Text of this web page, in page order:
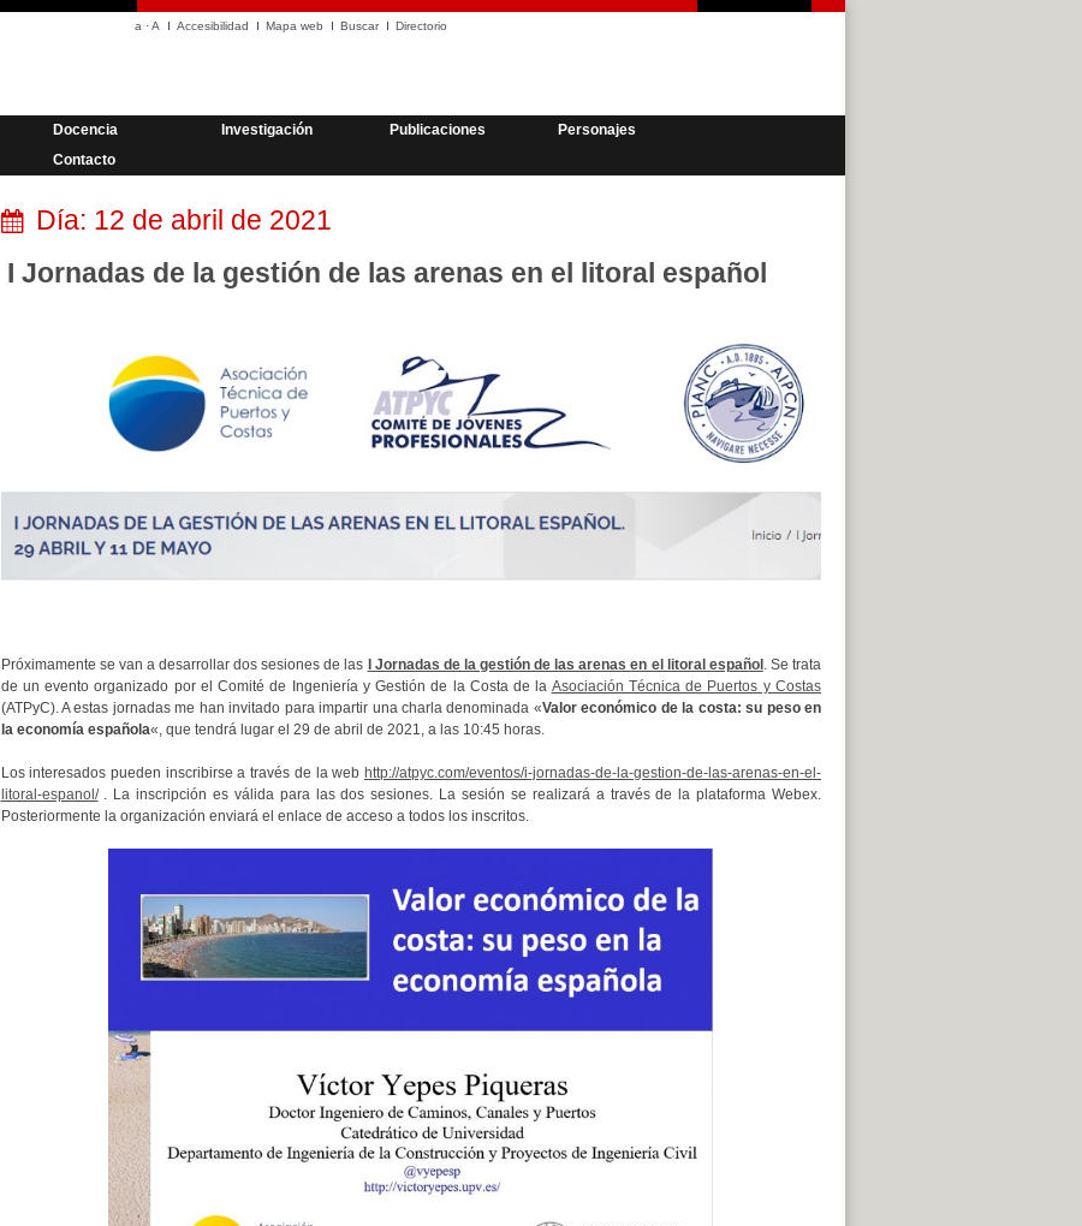
a ·A Accesibilidad Mapa web Buscar Directorio
Docencia Investigación Publicaciones
Personajes
Contacto
Día: 12 de abril de 2021
I Jornadas de la gestión de las arenas en el litoral español
Próximamente se van a desarrollar dos sesiones de las I Jornadas de la gestión de las arenas en el litoral español . Se trata
de un evento organizado por el Comité de Ingeniería y Gestión de la Costa de la Asociación Técnica de Puertos y Costas
(ATPyC). A estas jornadas me han invitado para impartir una charla denominada «Valor económico de la costa: su peso en
la economía española«, que tendrá lugar el 29 de abril de 2021, a las 10:45 horas.
Los interesados ​​pueden inscribirse a través de la web http://atpyc.com/eventos/i-jornadas-de-la-gestion-de-las-arenas-en-el-
litoral-espanol/. La inscripción es válida para las dos sesiones. La sesión se realizará a través de la plataforma Webex.
Posteriormente la organización enviará el enlace de acceso a todos los inscritos.